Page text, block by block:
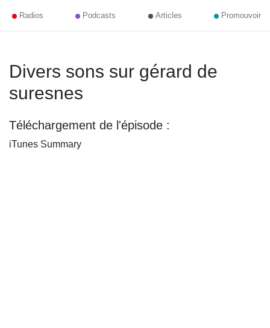
Radios Podcasts Articles Promouvoir
Divers sons sur gérard de
suresnes
Téléchargement de l'épisode :
iTunes Summary